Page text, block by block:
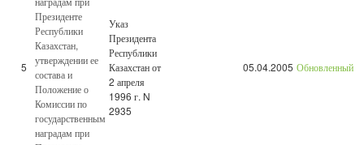
5
Президенте
Республики
Казахстан,
утверждении ее
состава и
Положение о
Комиссии по
государственным
наградам при
Указ
Президента
Республики
Казахстан от
2 апреля
1996 г. N
2935
05.04.2005 Обновленный